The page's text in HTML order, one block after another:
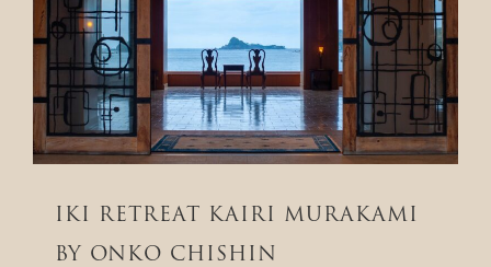
IKI RETREAT KAIRI MURAKAMI
BY ONKO CHISHIN